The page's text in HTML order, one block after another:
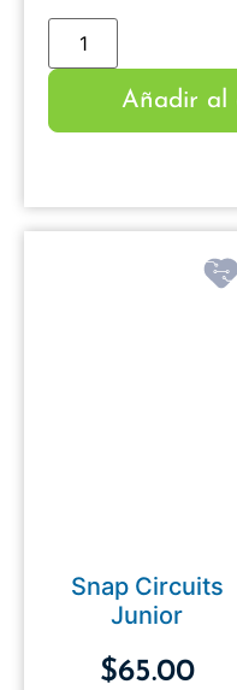
Añadir al
Snap Circuits
Junior
$65.00